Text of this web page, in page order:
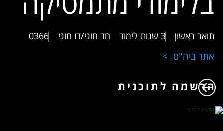
תואר ראשון 3 שנות לימוד חד חוגי/דו חוגי 0366
אתר ביה"ס
הרשמה לתוכנית